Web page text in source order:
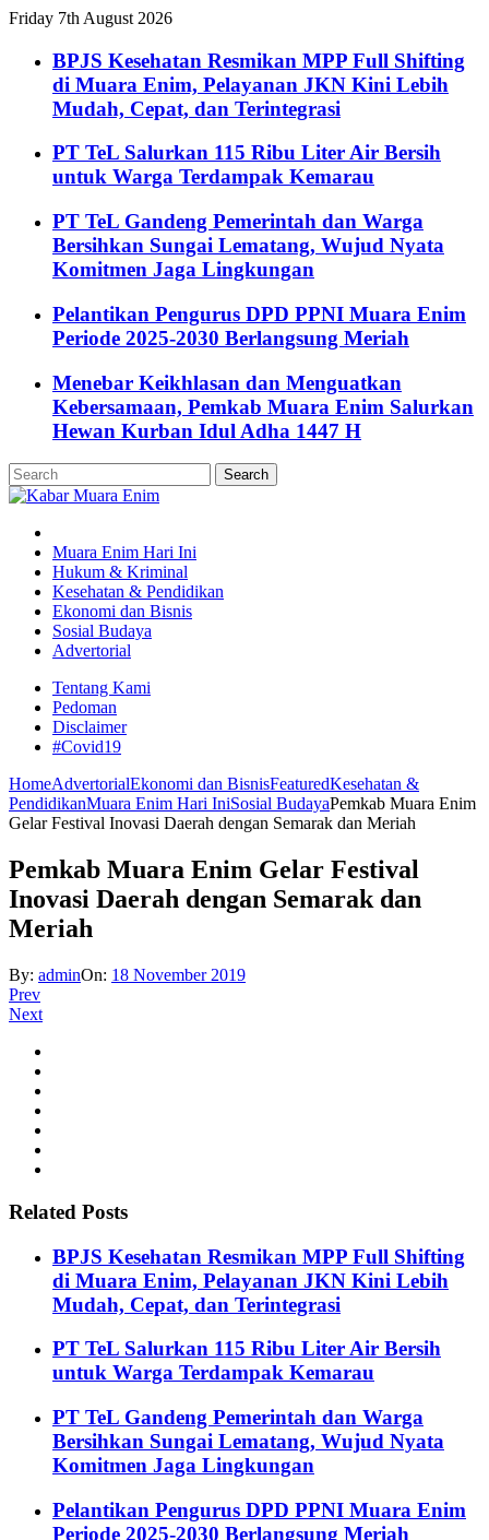
Friday 7th August 2026
BPJS Kesehatan Resmikan MPP Full Shifting
di Muara Enim, Pelayanan JKN Kini Lebih
Mudah, Cepat, dan Terintegrasi
PT TeL Salurkan 115 Ribu Liter Air Bersih
untuk Warga Terdampak Kemarau
PT TeL Gandeng Pemerintah dan Warga
Bersihkan Sungai Lematang, Wujud Nyata
Komitmen Jaga Lingkungan
Pelantikan Pengurus DPD PPNI Muara Enim
Periode 2025-2030 Berlangsung Meriah
Menebar Keikhlasan dan Menguatkan
Kebersamaan, Pemkab Muara Enim Salurkan
Hewan Kurban Idul Adha 1447 H
Muara Enim Hari Ini
Hukum & Kriminal
Kesehatan & Pendidikan
Ekonomi dan Bisnis
Sosial Budaya
Advertorial
Tentang Kami
Pedoman
Disclaimer
#Covid19
HomeAdvertorialEkonomi dan BisnisFeaturedKesehatan &
PendidikanMuara Enim Hari IniSosial BudayaPemkab Muara Enim
Gelar Festival Inovasi Daerah dengan Semarak dan Meriah
Pemkab Muara Enim Gelar Festival
Inovasi Daerah dengan Semarak dan
Meriah
By: adminOn: 18 November 2019
Prev
Next
Related Posts
BPJS Kesehatan Resmikan MPP Full Shifting
di Muara Enim, Pelayanan JKN Kini Lebih
Mudah, Cepat, dan Terintegrasi
PT TeL Salurkan 115 Ribu Liter Air Bersih
untuk Warga Terdampak Kemarau
PT TeL Gandeng Pemerintah dan Warga
Bersihkan Sungai Lematang, Wujud Nyata
Komitmen Jaga Lingkungan
Pelantikan Pengurus DPD PPNI Muara Enim
Periode 2025-2030 Berlangsung Meriah